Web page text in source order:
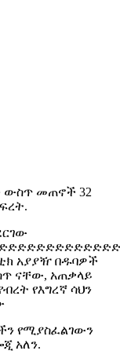
ውስጥ መጠኖች 32
አያያዥ በዱባዎች
ናቸው, አጠቃላይ
የእግረኛ ሳህን
የሚያስፈልገውን
አለን.